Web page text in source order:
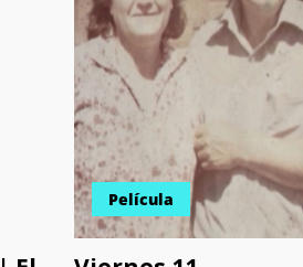
Película